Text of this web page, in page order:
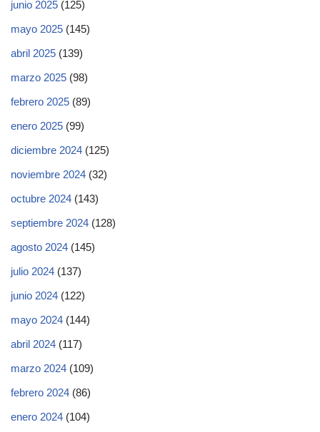
junio 2025 (125)
mayo 2025 (145)
abril 2025 (139)
marzo 2025 (98)
febrero 2025 (89)
enero 2025 (99)
diciembre 2024 (125)
noviembre 2024 (32)
octubre 2024 (143)
septiembre 2024 (128)
agosto 2024 (145)
julio 2024 (137)
junio 2024 (122)
mayo 2024 (144)
abril 2024 (117)
marzo 2024 (109)
febrero 2024 (86)
enero 2024 (104)